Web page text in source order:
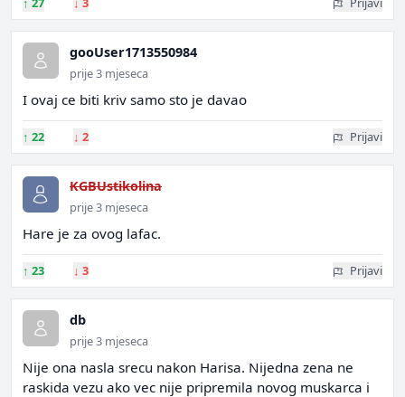
gooUser1713550984
prije 3 mjeseca
I ovaj ce biti kriv samo sto je davao
↑ 22 ↓ 2 Prijavi
KGBUstikolina
prije 3 mjeseca
Hare je za ovog lafac.
↑ 23 ↓ 3 Prijavi
db
prije 3 mjeseca
Nije ona nasla srecu nakon Harisa. Nijedna zena ne
raskida vezu ako vec nije pripremila novog muskarca i